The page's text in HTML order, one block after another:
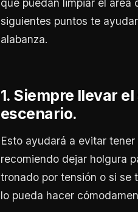
que puedan limpiar el área
siguientes puntos te
alabanza.
1. Siempre llevar
escenario.
Esto ayudará a evitar
recomiendo dejar holgura
tronado por tensión o si se
lo pueda hacer